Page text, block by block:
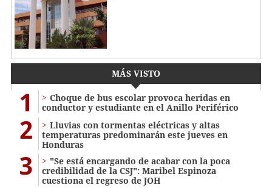
MÁS VISTO
1
Choque de bus escolar provoca heridas en
conductor y estudiante en el Anillo Periférico
2
Lluvias con tormentas eléctricas y altas
temperaturas predominarán este jueves en
Honduras
3
"Se está encargando de acabar con la poca
credibilidad de la CSJ": Maribel Espinoza
cuestiona el regreso de JOH